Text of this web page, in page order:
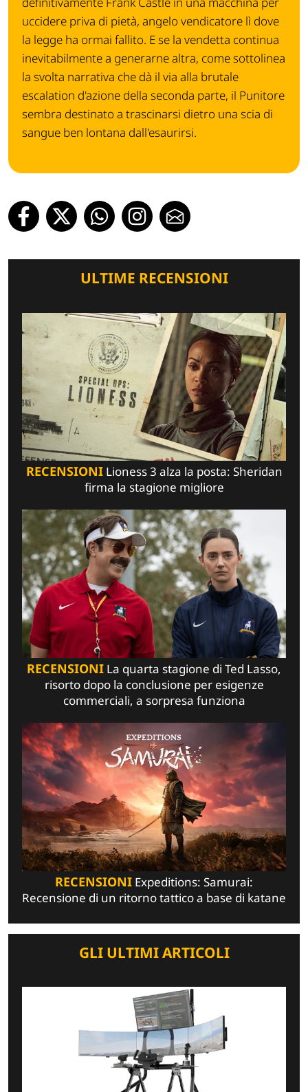
uccidere priva di pietà, angelo vendicatore lì dove
la legge ha ormai fallito. E se la vendetta continua
inevitabilmente a generarne altra, come sottolinea
la svolta narrativa che dà il via alla brutale
escalation d'azione della seconda parte, il Punitore
sembra destinato a trascinarsi dietro una scia di
sangue ben lontana dall'esaurirsi.
ULTIME RECENSIONI
RECENSIONILioness 3 alza la posta: Sheridan
firma la stagione migliore
RECENSIONI La quarta stagione di Ted Lasso,
risorto dopo la conclusione per esigenze
commerciali, a sorpresa funziona
RECENSIONI Expeditions: Samurai:
Recensione di un ritorno tattico a base di katane
GLI ULTIMI ARTICOLI